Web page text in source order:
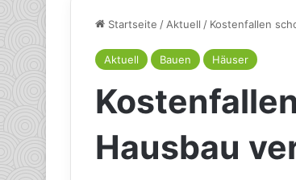
Startseite /Aktuell / Kostenfallen
Aktuell Bauen Häuser
Hausbau